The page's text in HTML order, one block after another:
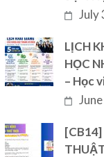
July
LỊCH
HỌC
– Học
[CB14]